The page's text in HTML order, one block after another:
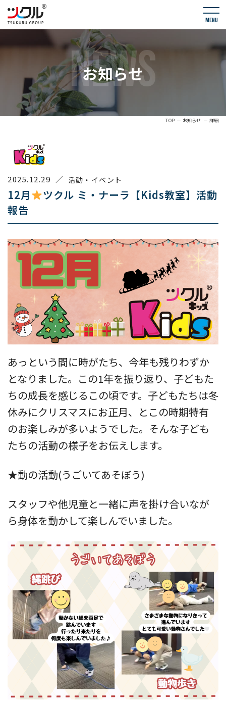
menu
NEWS
お知らせ
TOP お知らせ 詳細
2025.12.29 ／ 活動・イベント
12月
ツクル ミ・ナーラ【Kids教室】活動
報告
あっという間に時がたち、今年も残りわずか
となりました。この1年を振り返り、子どもた
ちの成長を感じるこの頃です。子どもたちは冬
休みにクリスマスにお正月、とこの時期特有
のお楽しみが多いようでした。そんな子ども
たちの活動の様子をお伝えします。
★動の活動(うごいてあそぼう)
スタッフや他児童と一緒に声を掛け合いなが
ら身体を動かして楽しんでいました。